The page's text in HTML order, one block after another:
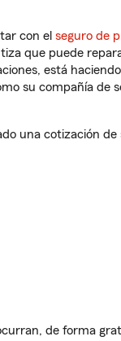
con el seguro de
que puede
está
su compañía de
una cotización
de forma